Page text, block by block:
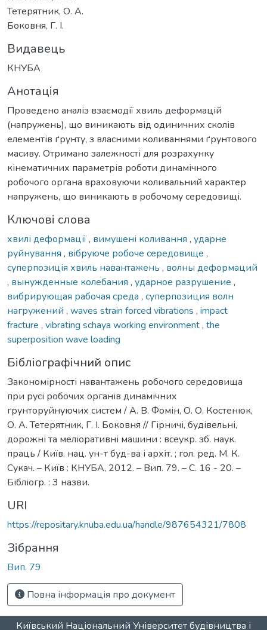
Тетерятник, О. А.
Боковня, Г. І.
Видавець
КНУБА
Анотація
Проведено аналіз взаємодії хвиль деформацій
(напружень), що виникають від одиничних сколів
елементів ґрунту, з власними коливаннями ґрунтового
масиву. Отримано залежності для розрахунку
кінематичних параметрів роботи динамічного
робочого органа враховуючи коливальний характер
напружень, що виникають в робочому середовищі.
Ключові слова
хвилі деформації, вимушені коливання , ударне
руйнування , вібруюче робоче середовище ,
суперпозиція хвиль навантажень , волны деформаций
, вынужденные колебания , ударное разрушение ,
вибрирующая рабочая среда , суперпозиция волн
нагружений , waves strain forced vibrations , impact
fracture , vibrating schaya working environment, the
superposition wave loading
Бібліографічний опис
Закономірності навантажень робочого середовища
при русі робочих органів динамічних
грунторуйнуючих систем / А. В. Фомін, О. О. Костенюк,
О. А. Тетерятник, Г. І. Боковня // Гірничі, будівельні,
дорожні та меліоративні машини : всеукр. зб. наук.
праць / Київ. нац. ун-т буд-ва і архіт. ; гол. ред. М. К.
Сукач. – Київ : КНУБА, 2012. – Вип. 79. – С. 16 - 20. –
Бібліогр. : 3 назви.
URI
https://repositary.knuba.edu.ua/handle/987654321/7808
Зібрання
Вип. 79
Повна інформація про документ
Київський Національний Університет будівництва і